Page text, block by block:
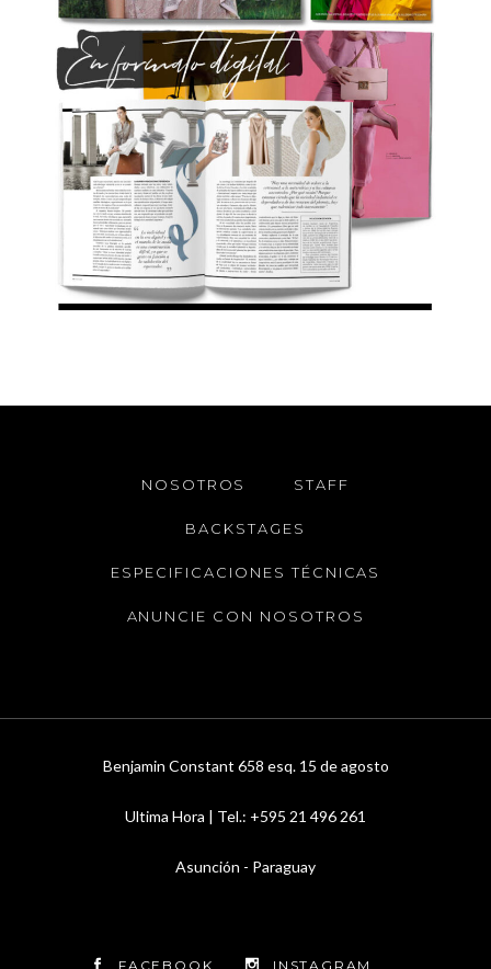
NOSOTROS STAFF
BACKSTAGES
ESPECIFICACIONES TÉCNICAS
ANUNCIE CON NOSOTROS
Benjamin Constant 658 esq. 15 de agosto
Ultima Hora | Tel.: +595 21 496 261
Asunción - Paraguay
FACEBOOK INSTAGRAM